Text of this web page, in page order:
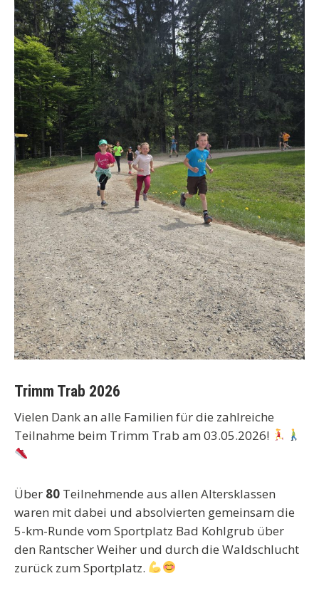
Trimm Trab 2026
Vielen Dank an alle Familien für die zahlreiche
Teilnahme beim Trimm Trab am 03.05.2026!
Über 80 Teilnehmende aus allen Altersklassen
waren mit dabei und absolvierten gemeinsam die
5-km-Runde vom Sportplatz Bad Kohlgrub über
den Rantscher Weiher und durch die Waldschlucht
zurück zum Sportplatz.